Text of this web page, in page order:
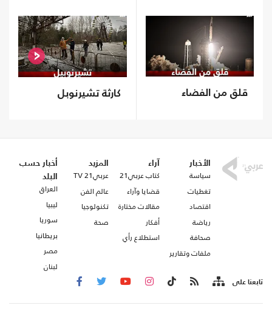
قلق من الفضاء كارثة تشيرنوبل
الأخبار
سياسة
تغطيات
اقتصاد
رياضة
صحافة
ملفات وتقارير
آراء
كتاب عربي21
قضايا وآراء
مقالات مختارة
أفكار
استطلاع رأي
المزيد
عربي21 TV
عالم الفن
تكنولوجيا
صحة
أخبار حسب
البلد
العراق
ليبيا
سوريا
بريطانيا
مصر
لبنان
تابعنا على